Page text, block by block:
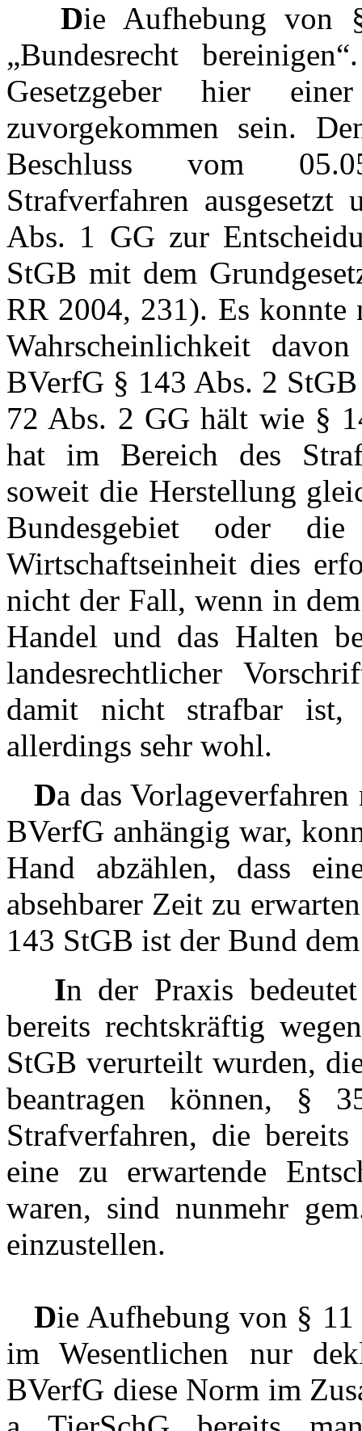
Die Aufhebung von
„Bundesrecht
Gesetzgeber hier
zuvorgekommen sein.
Beschluss vom
Strafverfahren
Abs. 1 GG zur
StGB mit dem
RR 2004, 231). Es konnte
Wahrscheinlichkeit
BVerfG § 143 Abs. 2
72 Abs. 2 GG hält wie §
hat im Bereich des
soweit die Herstellung
Bundesgebiet oder
Wirtschaftseinheit dies
nicht der Fall, wenn in
Handel und das Halten
landesrechtlicher
damit nicht strafbar ist,
allerdings sehr wohl.
Da das
BVerfG anhängig war,
Hand abzählen, dass
absehbarer Zeit zu
143 StGB ist der Bund
In der Praxis
bereits rechtskräftig
StGB verurteilt wurden,
beantragen können, §
Strafverfahren, die
eine zu erwartende
waren, sind nunmehr
einzustellen.
Die Aufhebung von §
im Wesentlichen nur
BVerfG diese Norm im